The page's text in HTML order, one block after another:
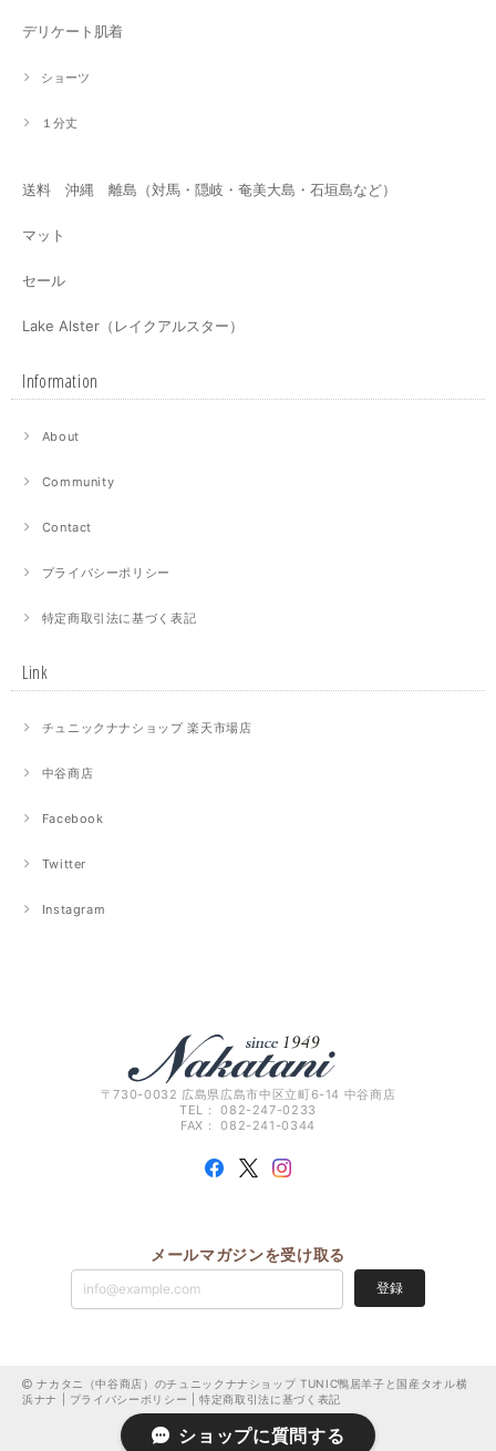
デリケート肌着
ショーツ
１分丈
送料 沖縄 離島（対馬・隠岐・奄美大島・石垣島など）
マット
セール
Lake Alster（レイクアルスター）
Information
About
Community
Contact
プライバシーポリシー
特定商取引法に基づく表記
Link
チュニックナナショップ 楽天市場店
中谷商店
Facebook
Twitter
Instagram
〒730-0032 広島県広島市中区立町6-14 中谷商店
TEL： 082-247-0233
FAX： 082-241-0344
メールマガジンを受け取る
登録
ナカタニ（中谷商店）のチュニックナナショップ TUNIC鴨居羊子と国産タオル横
浜ナナ | プライバシーポリシー |特定商取引法に基づく表記
ショップに質問する